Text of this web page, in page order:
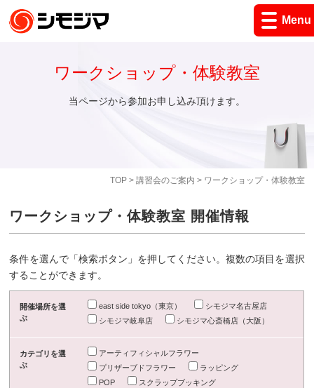
Menu
TOP> 講習会のご案内 > ワークショップ・体験教室
ワークショップ・体験教室
当ページから参加お申し込み頂けます。
ワークショップ・体験教室 開催情報
条件を選んで「検索ボタン」を押してください。複数の項目を選択
することができます。
開催場所を選
ぶ
east side tokyo（東京）
シモジマ名古屋店
シモジマ岐阜店
シモジマ心斎橋店（大阪）
カテゴリを選
ぶ
アーティフィシャルフラワー
プリザーブドフラワー
ラッピング
POP
スクラップブッキング